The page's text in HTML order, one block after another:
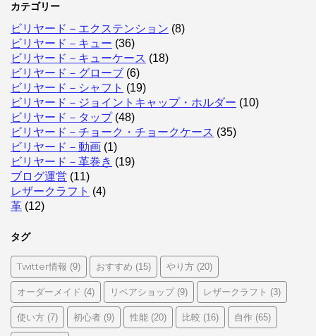
カテゴリー
ビリヤード－エクステンション (8)
ビリヤード－キュー (36)
ビリヤード－キューケース (18)
ビリヤード－グローブ (6)
ビリヤード－シャフト (19)
ビリヤード－ジョイントキャップ・ホルダー (10)
ビリヤード－タップ(48)
ビリヤード－チョーク・チョークケース (35)
ビリヤード－動画 (1)
ビリヤード－革巻き (19)
ブログ運営 (11)
レザークラフト (4)
革 (12)
タグ
Twitter情報 (9) おすすめ (15) やり方 (20)
オーダーメイド (4) リペアショップ(9) レザークラフト (3)
使い方 (7) 初心者 (9) 性能 (20) 比較 (16) 自作 (65)